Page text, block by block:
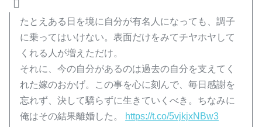
たとえある日を境に自分が有名人になっても、調子
に乗ってはいけない。表面だけをみてチヤホヤして
くれる人が増えただけ。
それに、今の自分があるのは過去の自分を支えてく
れた嫁のおかげ。この事を心に刻んで、毎日感謝を
忘れず、決して驕らずに生きていくべき。ちなみに
俺はその結果離婚した。
https://t.co/5vjkjxNBw3